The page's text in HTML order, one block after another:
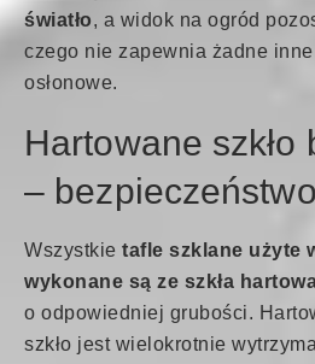
światło, a widok na ogród
czego nie zapewnia żadne
osłonowe.
Hartowane szkło
–
Wszystkie tafle szklane użyte
wykonane są ze szkła
o odpowiedniej grubości.
szkło jest wielokrotnie